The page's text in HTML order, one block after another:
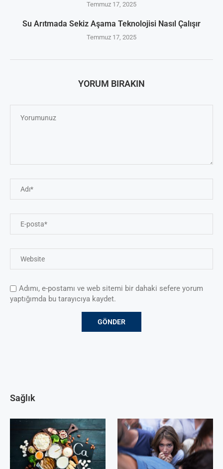
Temmuz 17, 2025
Su Arıtmada Sekiz Aşama Teknolojisi Nasıl Çalışır
Temmuz 17, 2025
YORUM BIRAKIN
Adımı, e-postamı ve web sitemi bir dahaki sefere yorum
yaptığımda bu tarayıcıya kaydet.
Sağlık